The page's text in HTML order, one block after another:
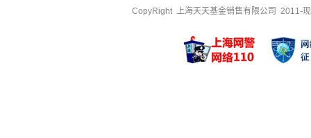
CopyRight 上海天天基金销售有限公司 2011-